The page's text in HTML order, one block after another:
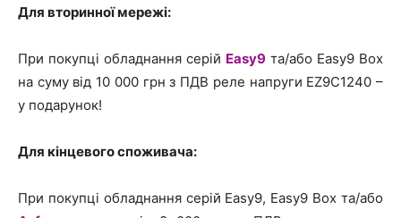
Для вторинної мережі:
При покупці обладнання серій Easy9 та/або Easy9 Box
на суму від 10 000 грн з ПДВ реле напруги EZ9C1240 –
у подарунок!
Для кінцевого споживача:
При покупці обладнання серій Easy9, Easy9 Box та/або